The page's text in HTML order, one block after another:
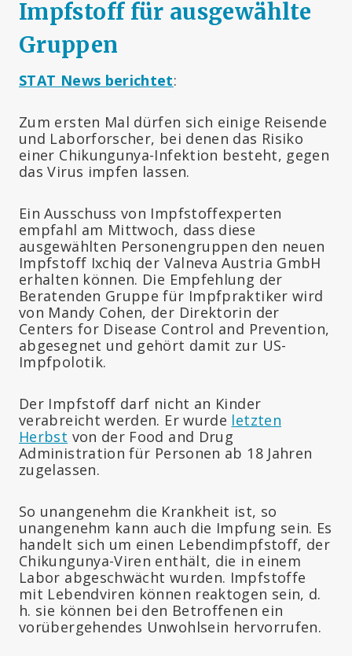
Impfstoff für ausgewählte
Gruppen
STAT News berichtet:
Zum ersten Mal dürfen sich einige Reisende
und Laborforscher, bei denen das Risiko
einer Chikungunya-Infektion besteht, gegen
das Virus impfen lassen.
Ein Ausschuss von Impfstoffexperten
empfahl am Mittwoch, dass diese
ausgewählten Personengruppen den neuen
Impfstoff Ixchiq der Valneva Austria GmbH
erhalten können. Die Empfehlung der
Beratenden Gruppe für Impfpraktiker wird
von Mandy Cohen, der Direktorin der
Centers for Disease Control and Prevention,
abgesegnet und gehört damit zur US-
Impfpolotik.
Der Impfstoff darf nicht an Kinder
verabreicht werden. Er wurde letzten
Herbst von der Food and Drug
Administration für Personen ab 18 Jahren
zugelassen.
So unangenehm die Krankheit ist, so
unangenehm kann auch die Impfung sein. Es
handelt sich um einen Lebendimpfstoff, der
Chikungunya-Viren enthält, die in einem
Labor abgeschwächt wurden. Impfstoffe
mit Lebendviren können reaktogen sein, d.
h. sie können bei den Betroffenen ein
vorübergehendes Unwohlsein hervorrufen.